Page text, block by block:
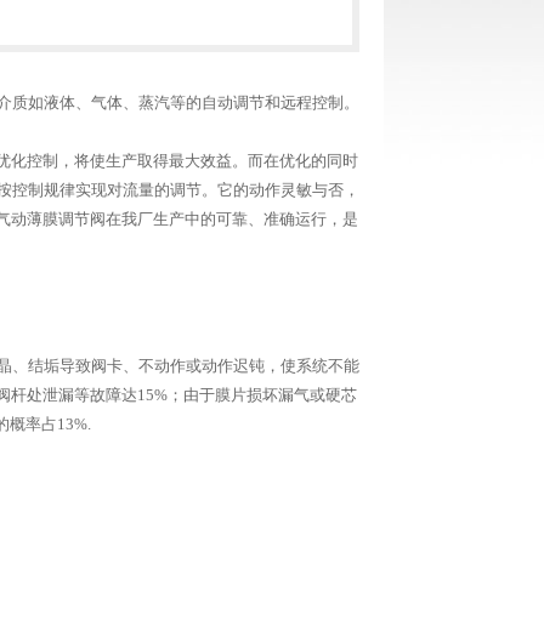
如液体、气体、蒸汽等的自动调节和远程控制。
化控制，将使生产取得最大效益。而在优化的同时
制规律实现对流量的调节。它的动作灵敏与否，
薄膜调节阀在我厂生产中的可靠、准确运行，是
结垢导致阀卡、不动作或动作迟钝，使系统不能
处泄漏等故障达15%；由于膜片损坏漏气或硬芯
的概率占13%.